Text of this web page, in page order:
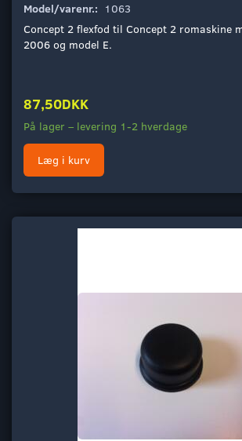
Model/varenr.: 1063
Concept 2 flexfod til Concept 2 romaskine
2006 og model E.
87,50DKK
På lager – levering 1-2 hverdage
Læg i kurv